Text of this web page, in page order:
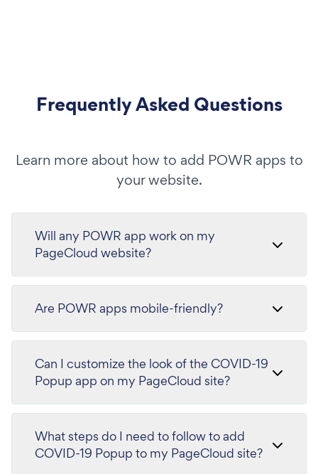
Frequently Asked Questions
Learn more about how to add POWR apps to
your website.
Will any POWR app work on my
PageCloud website?
Are POWR apps mobile-friendly?
Can I customize the look of the COVID-19
Popup app on my PageCloud site?
What steps do I need to follow to add
COVID-19 Popup to my PageCloud site?